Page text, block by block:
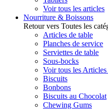
Voir tous les articles
Nourriture & Boissons
Retour vers Toutes les
Articles de table
Planches de service
Serviettes de table
Sous-bocks
Voir tous les Articles
Biscuits
Bonbons
Biscuits au Chocolat
Chewing Gums